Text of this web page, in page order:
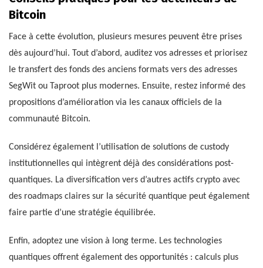
Bitcoin
Face à cette évolution, plusieurs mesures peuvent être prises
dès aujourd’hui. Tout d’abord, auditez vos adresses et priorisez
le transfert des fonds des anciens formats vers des adresses
SegWit ou Taproot plus modernes. Ensuite, restez informé des
propositions d’amélioration via les canaux officiels de la
communauté Bitcoin.
Considérez également l’utilisation de solutions de custody
institutionnelles qui intègrent déjà des considérations post-
quantiques. La diversification vers d’autres actifs crypto avec
des roadmaps claires sur la sécurité quantique peut également
faire partie d’une stratégie équilibrée.
Enfin, adoptez une vision à long terme. Les technologies
quantiques offrent également des opportunités : calculs plus